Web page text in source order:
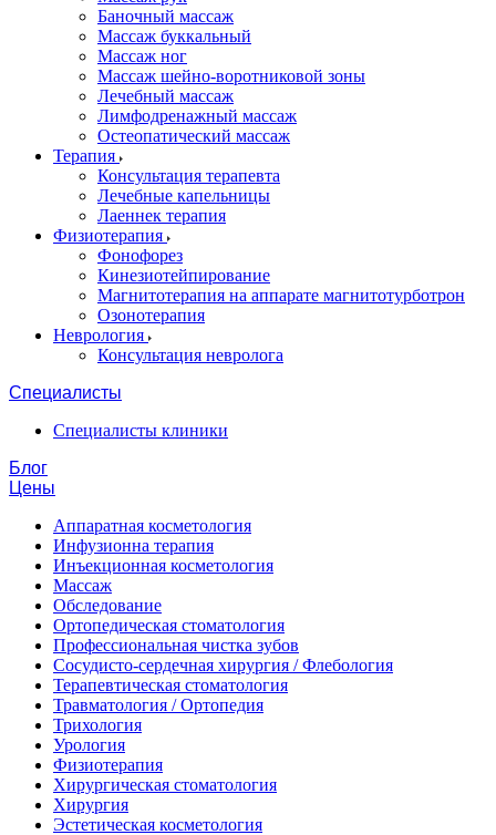
Баночный массаж
Массаж буккальный
Массаж ног
Массаж шейно-воротниковой зоны
Лечебный массаж
Лимфодренажный массаж
Остеопатический массаж
Терапия
Консультация терапевта
Лечебные капельницы
Лаеннек терапия
Физиотерапия
Фонофорез
Кинезиотейпирование
Магнитотерапия на аппарате магнитотурботрон
Озонотерапия
Неврология
Консультация невролога
Специалисты
Специалисты клиники
Блог
Цены
Аппаратная косметология
Инфузионна терапия
Инъекционная косметология
Массаж
Обследование
Ортопедическая стоматология
Профессиональная чистка зубов
Сосудисто-сердечная хирургия / Флебология
Терапевтическая стоматология
Травматология / Ортопедия
Трихология
Урология
Физиотерапия
Хирургическая стоматология
Хирургия
Эстетическая косметология